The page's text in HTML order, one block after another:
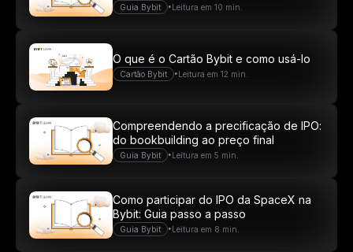
Guia Bybit • Leitura em 10 min.
Cartão Bybit • Leitura em 12 min.
O que é o Cartão Bybit e como usá-lo
Guia Bybit • Leitura em 5 min.
Compreendendo a precificação de IPO:
do bookbuilding ao preço final
Guia Bybit • Leitura em 8 min.
Como participar do IPO da SpaceX na
Bybit: Guia passo a passo